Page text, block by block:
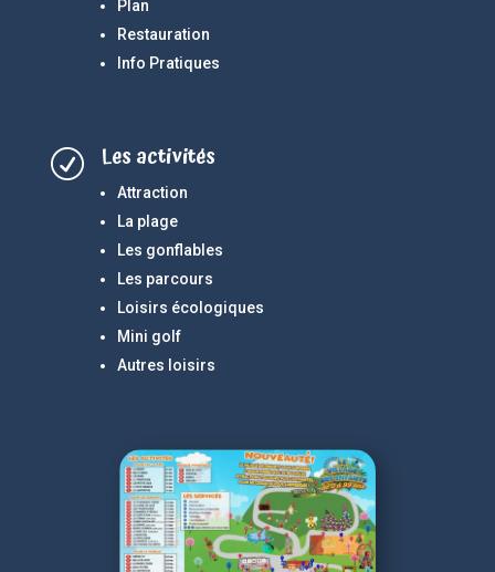
Plan
Restauration
Info Pratiques
R Les activités
Attraction
La plage
Les gonflables
Les parcours
Loisirs écologiques
Mini golf
Autres loisirs